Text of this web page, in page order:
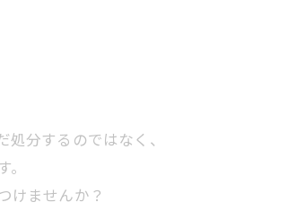
分するのではなく、
けませんか？